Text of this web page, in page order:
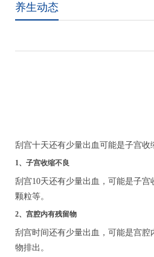
养生动态
刮宫十天还有少量出血可能是子宫收
1、子宫收缩不良
刮宫10天还有少量出血，可能是子
颗粒等。
2、宫腔内有残留物
刮宫时间还有少量出血，可能是宫
物排出。